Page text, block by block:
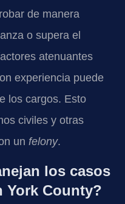
de manera
o supera el
atenuantes
experiencia puede
los cargos. Esto
civiles y otras
un felony.
los casos
York County?